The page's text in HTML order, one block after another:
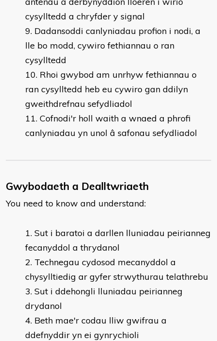
cysylltedd a chryfder y signal
Dadansoddi canlyniadau profion i nodi, a
lle bo modd, cywiro fethiannau o ran
cysylltedd
Rhoi gwybod am unrhyw fethiannau o
ran cysylltedd heb eu cywiro gan ddilyn
gweithdrefnau sefydliadol
Cofnodi'r holl waith a wnaed a phrofi
canlyniadau yn unol â safonau sefydliadol
Gwybodaeth a Dealltwriaeth
You need to know and understand:
Sut i baratoi a darllen lluniadau peirianneg
fecanyddol a thrydanol
Technegau cydosod mecanyddol a
chysylltiedig ar gyfer strwythurau telathrebu
Sut i ddehongli lluniadau peirianneg
drydanol
Beth mae'r codau lliw gwifrau a
ddefnyddir yn ei gynrychioli